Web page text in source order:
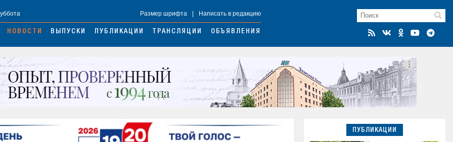
Размер шрифта Написать в редакцию
НОВОСТИ ВЫПУСКИ ПУБЛИКАЦИИ ТРАНСЛЯЦИИ ОБЪЯВЛЕНИЯ
ПУБЛИКАЦИИ